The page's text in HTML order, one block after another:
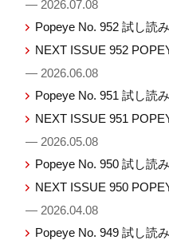
— 2026.07.08
Popeye No. 952 試し読
NEXT ISSUE 952
— 2026.06.08
Popeye No. 951 試し読
NEXT ISSUE 951
— 2026.05.08
Popeye No. 950 試し読
NEXT ISSUE 950
— 2026.04.08
Popeye No. 949 試し読